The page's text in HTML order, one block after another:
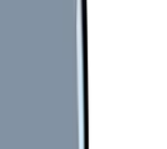
ついて」